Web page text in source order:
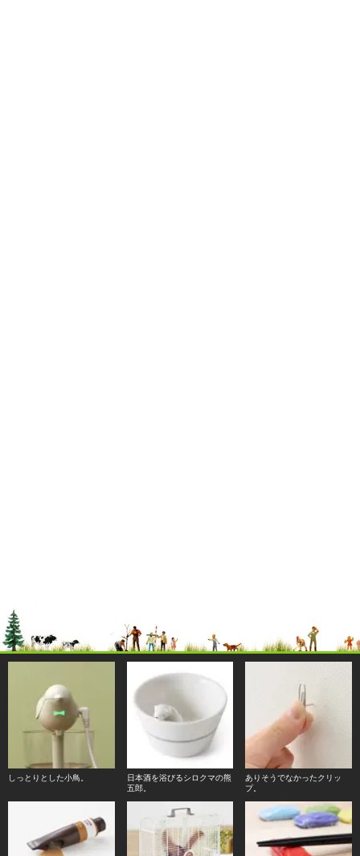
しっとりとした小鳥。
日本酒を浴びるシロクマの熊
五郎。
ありそうでなかったクリッ
プ。